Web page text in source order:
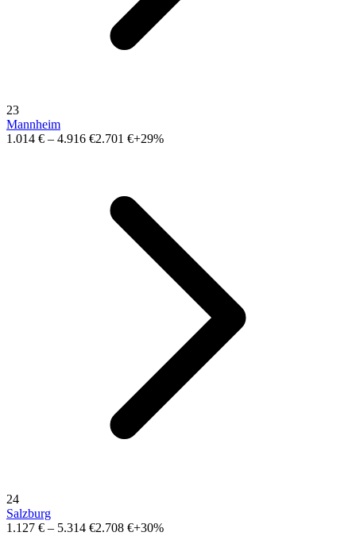
23
Mannheim
1.014 € – 4.916 €2.701 €+29%
24
Salzburg
1.127 € – 5.314 €2.708 €+30%